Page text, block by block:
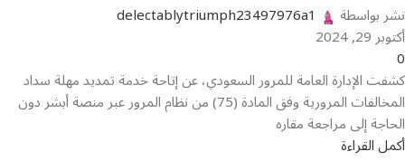
نشر بواسطة delectablytriumph23497976a1
أكتوبر 29, 2024
0
كشفت الإدارة العامة للمرور السعودي، عن إتاحة خدمة تمديد مهلة سداد
المخالفات المرورية وفق المادة (75) من نظام المرور عبر منصة أبشر دون
الحاجة إلى مراجعة مقاره
أكمل القراءة